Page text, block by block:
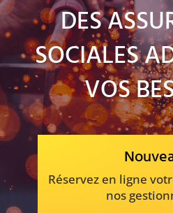
DES
SOCIALES
VOS
Réservez en ligne
nos